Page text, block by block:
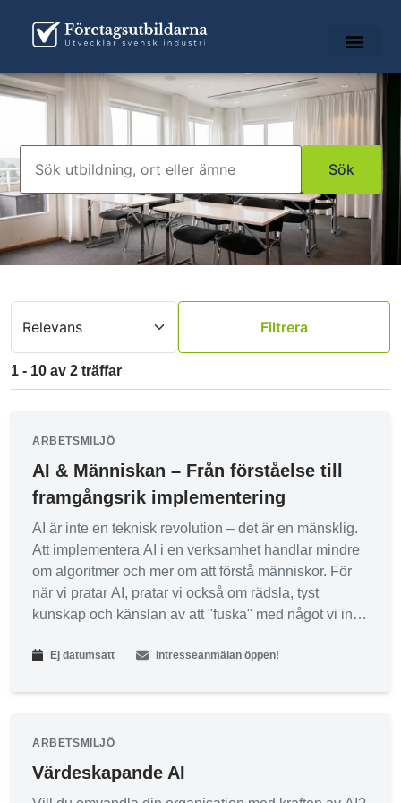
1 - 10 av 2 träffar
Filtrera
ARBETSMILJÖ
AI & Människan – Från förståelse till
framgångsrik implementering
AI är inte en teknisk revolution – det är en mänsklig.
Att implementera AI i en verksamhet handlar mindre
om algoritmer och mer om att förstå människor. För
när vi pratar AI, pratar vi också om rädsla, tyst
kunskap och känslan av att "fuska" med något vi inte
– och möjligheterna.
Du får lära dig grundläggande kunskap för att
använda AI till mer än bara en ny sökmotor. Vi går
igenom smarta sätt att prompta, introducera hur du
Ej datumsatt Intresseanmälan öppen!
ARBETSMILJÖ
Värdeskapande AI